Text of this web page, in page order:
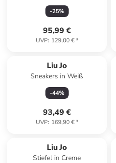
-25%
95,99 €
UVP: 129,00 €*
Liu Jo
Sneakers in Weiß
-44%
93,49 €
UVP: 169,90 €*
Liu Jo
Stiefel in Creme